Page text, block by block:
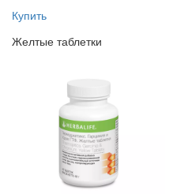
Купить
Желтые таблетки